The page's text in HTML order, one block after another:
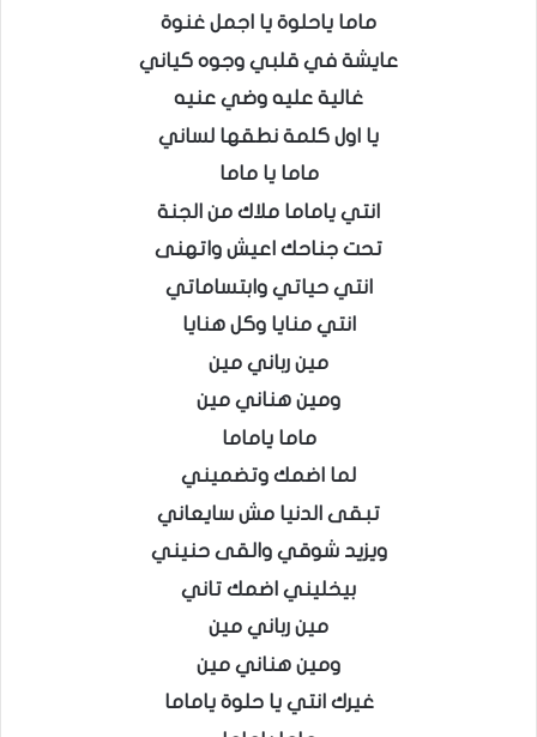
ماما ياحلوة يا اجمل غنوة
عايشة في قلبي وجوه كياني
غالية عليه وضي عنيه
يا اول كلمة نطقها لساني
ماما يا ماما
انتي ياماما ملاك من الجنة
تحت جناحك اعيش واتهنى
انتي حياتي وابتساماتي
انتي منايا وكل هنايا
مين رباني مين
ومين هناني مين
ماما ياماما
لما اضمك وتضميني
تبقى الدنيا مش سايعاني
ويزيد شوقي والقى حنيني
بيخليني اضمك تاني
مين رباني مين
ومين هناني مين
غيرك انتي يا حلوة ياماما